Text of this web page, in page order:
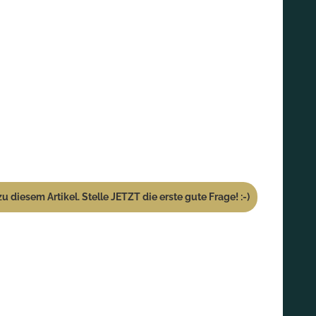
diesem Artikel. Stelle JETZT die erste gute Frage! :-)